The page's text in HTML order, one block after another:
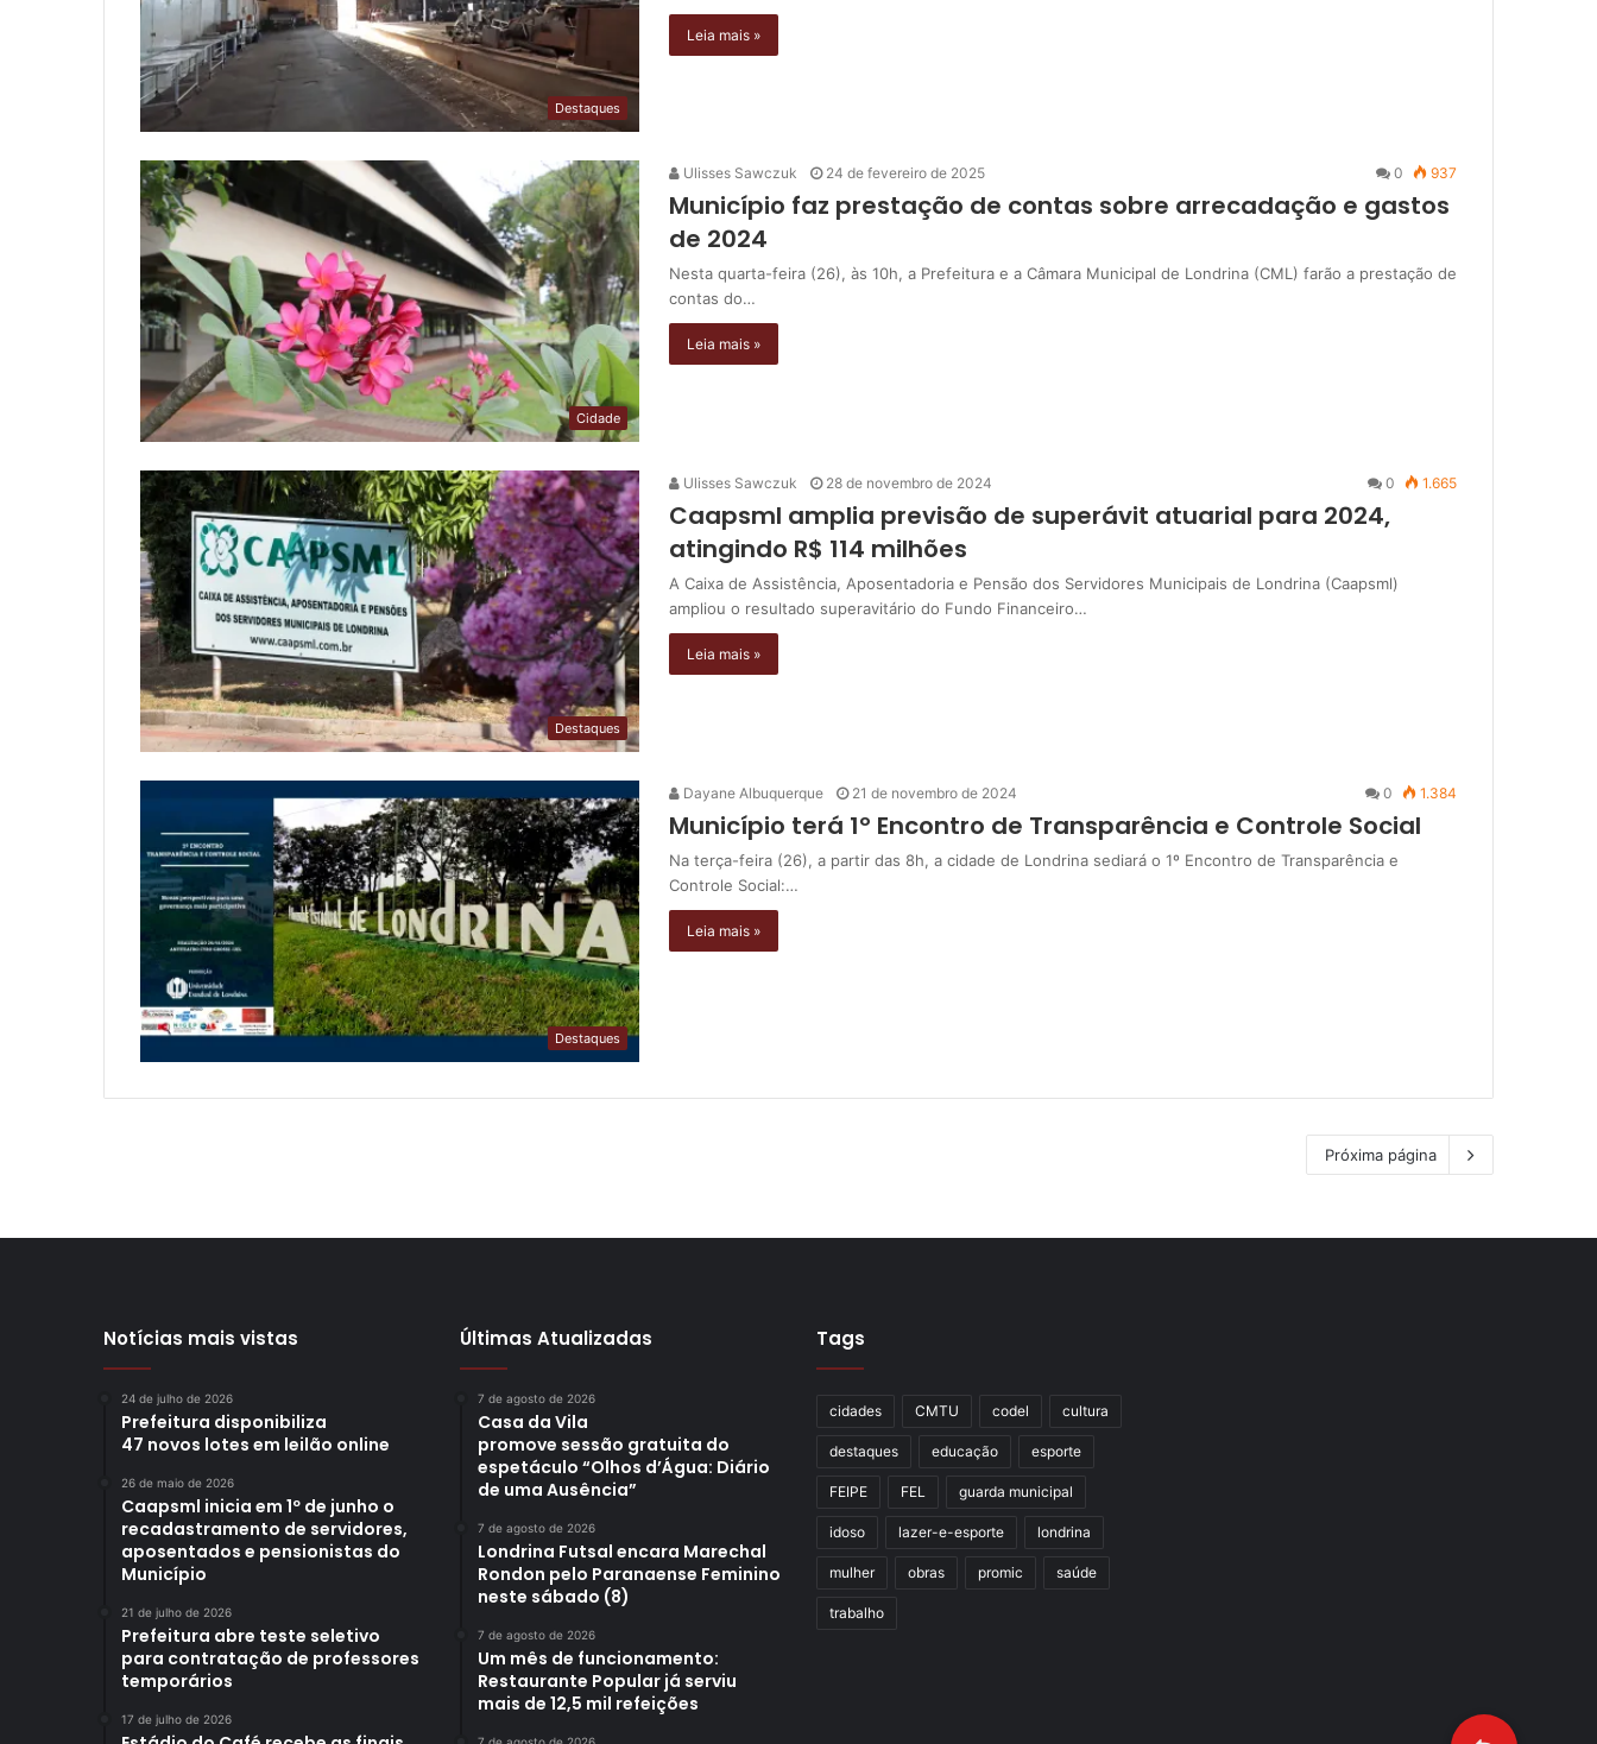
Destaques
Leia mais »
Cidade
Ulisses Sawczuk 24 de fevereiro de 2025 0 937
Município faz prestação de contas sobre arrecadação e gastos
de 2024
Nesta quarta-feira (26), às 10h, a Prefeitura e a Câmara Municipal de Londrina (CML) farão a prestação de
contas do…
Leia mais »
Destaques
Ulisses Sawczuk 28 de novembro de 2024 0 1.665
Caapsml amplia previsão de superávit atuarial para 2024,
atingindo R$ 114 milhões
A Caixa de Assistência, Aposentadoria e Pensão dos Servidores Municipais de Londrina (Caapsml)
ampliou o resultado superavitário do Fundo Financeiro…
Leia mais »
Destaques
Dayane Albuquerque 21 de novembro de 2024 0 1.384
Município terá 1º Encontro de Transparência e Controle Social
Na terça-feira (26), a partir das 8h, a cidade de Londrina sediará o 1º Encontro de Transparência e
Controle Social:…
Leia mais »
Próxima página
Notícias mais vistas
24 de julho de 2026
Prefeitura disponibiliza
47 novos lotes em leilão online
26 de maio de 2026
Caapsml inicia em 1º de junho o
recadastramento de servidores,
aposentados e pensionistas do
Município
21 de julho de 2026
Prefeitura abre teste seletivo
para contratação de professores
temporários
17 de julho de 2026
Últimas Atualizadas
7 de agosto de 2026
Casa da Vila
promove sessão gratuita do
espetáculo “Olhos d’Água: Diário
de uma Ausência”
7 de agosto de 2026
Londrina Futsal encara Marechal
Rondon pelo Paranaense Feminino
neste sábado (8)
7 de agosto de 2026
Um mês de funcionamento:
Restaurante Popular já serviu
mais de 12,5 mil refeições
Tags
cidades CMTU codel cultura
destaques educação esporte
FEIPE FEL guarda municipal
idoso lazer-e-esporte londrina
mulher obras promic saúde
trabalho